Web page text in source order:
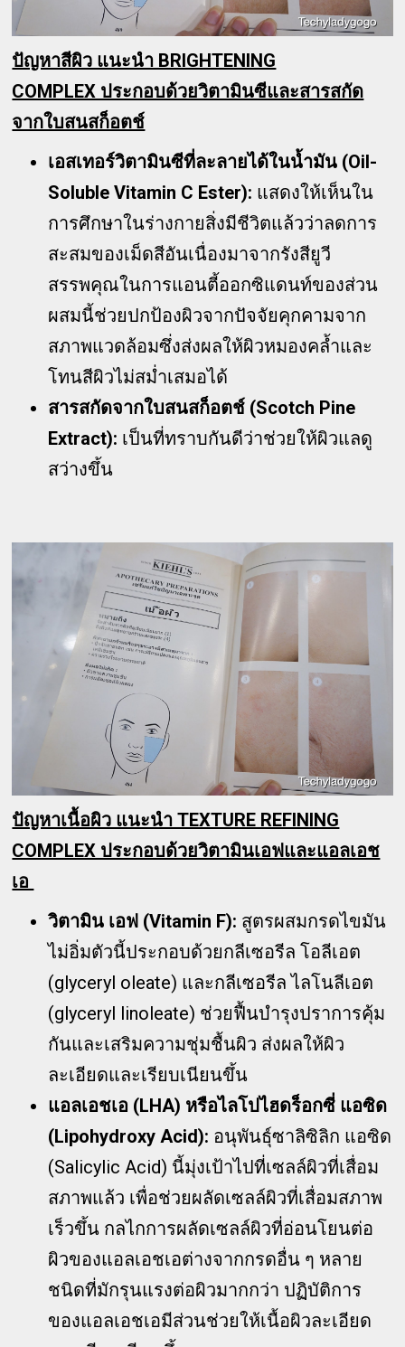
ปัญหาสีผิว แนะนำ BRIGHTENING
COMPLEX ประกอบด้วยวิตามินซีและสารสกัด
จากใบสนสก็อตช์
เอสเทอร์วิตามินซีที่ละลายได้ในน้ำมัน (Oil-
Soluble Vitamin C Ester): แสดงให้เห็นใน
การศึกษาในร่างกายสิ่งมีชีวิตแล้วว่าลดการ
สะสมของเม็ดสีอันเนื่องมาจากรังสียูวี
สรรพคุณในการแอนตี้ออกซิแดนท์ของส่วน
ผสมนี้ช่วยปกป้องผิวจากปัจจัยคุกคามจาก
สภาพแวดล้อมซึ่งส่งผลให้ผิวหมองคล้ำและ
โทนสีผิวไม่สม่ำเสมอได้
สารสกัดจากใบสนสก็อตช์ (Scotch Pine
Extract): เป็นที่ทราบกันดีว่าช่วยให้ผิวแลดู
สว่างขึ้น
ปัญหาเนื้อผิว แนะนำ TEXTURE REFINING
COMPLEX ประกอบด้วยวิตามินเอฟและแอลเอช
เอ
วิตามิน เอฟ (Vitamin F): สูตรผสมกรดไขมัน
ไม่อิ่มตัวนี้ประกอบด้วยกลีเซอรีล โอลีเอต
(glyceryl oleate) และกลีเซอรีล ไลโนลีเอต
(glyceryl linoleate) ช่วยฟื้นบำรุงปราการคุ้ม
กันและเสริมความชุ่มชื้นผิว ส่งผลให้ผิว
ละเอียดและเรียบเนียนขึ้น
แอลเอชเอ (LHA) หรือไลโปไฮดร็อกซี่ แอซิด
(Lipohydroxy Acid): อนุพันธุ์ซาลิซิลิก แอซิด
(Salicylic Acid) นี้มุ่งเป้าไปที่เซลล์ผิวที่เสื่อม
สภาพแล้ว เพื่อช่วยผลัดเซลล์ผิวที่เสื่อมสภาพ
เร็วขึ้น กลไกการผลัดเซลล์ผิวที่อ่อนโยนต่อ
ผิวของแอลเอชเอต่างจากกรดอื่น ๆ หลาย
ชนิดที่มักรุนแรงต่อผิวมากกว่า ปฏิบัติการ
ของแอลเอชเอมีส่วนช่วยให้เนื้อผิวละเอียด